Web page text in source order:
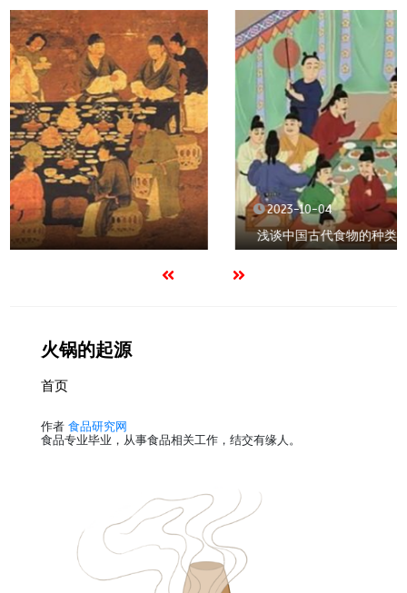
2023-10-04
浅谈中国古代食物的种类与饮食结构
火锅的起源
首页
作者 食品研究网
食品专业毕业，从事食品相关工作，结交有缘人。